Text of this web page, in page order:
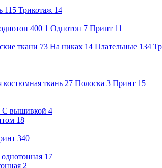
115 Трикотаж 14
400 1 Однотон 7 Принт 11
ткани 73 На никах 14 Плательные 134
костюмная ткань 27 Полоска 3 Принт 15
С вышивкой 4
18
340
17
2